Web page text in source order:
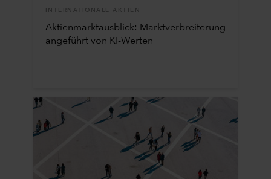
INTERNATIONALE AKTIEN
Aktienmarktausblick: Marktverbreiterung
angeführt von KI-Werten